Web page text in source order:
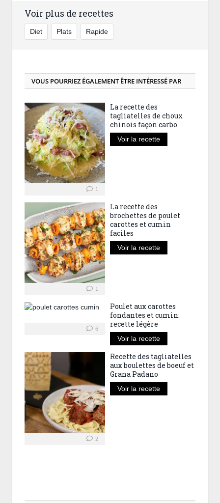
Voir plus de recettes
Diet Plats Rapide
VOUS POURRIEZ ÉGALEMENT ÊTRE INTÉRESSÉ PAR
1
La recette des
tagliatelles de choux
chinois façon carbo
Voir la recette
1
La recette des
brochettes de poulet
carottes et cumin
faciles
Voir la recette
6
Poulet aux carottes
fondantes et cumin:
recette légère
Voir la recette
2
Recette des tagliatelles
aux boulettes de boeuf et
Grana Padano
Voir la recette